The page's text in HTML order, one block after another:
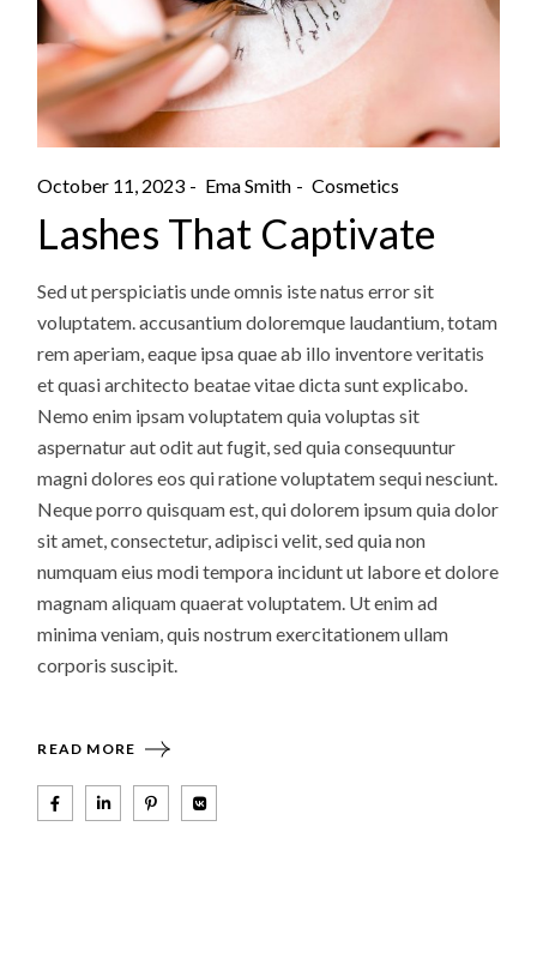
October 11, 2023 Ema Smith Cosmetics
Lashes That Captivate
Sed ut perspiciatis unde omnis iste natus error sit
voluptatem. accusantium doloremque laudantium, totam
rem aperiam, eaque ipsa quae ab illo inventore veritatis
et quasi architecto beatae vitae dicta sunt explicabo.
Nemo enim ipsam voluptatem quia voluptas sit
aspernatur aut odit aut fugit, sed quia consequuntur
magni dolores eos qui ratione voluptatem sequi nesciunt.
Neque porro quisquam est, qui dolorem ipsum quia dolor
sit amet, consectetur, adipisci velit, sed quia non
numquam eius modi tempora incidunt ut labore et dolore
magnam aliquam quaerat voluptatem. Ut enim ad
minima veniam, quis nostrum exercitationem ullam
corporis suscipit.
READ MORE